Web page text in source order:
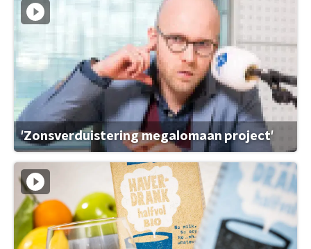
'Zonsverduistering megalomaan project'